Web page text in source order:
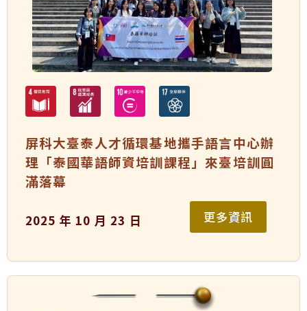
屏科大臺泰人才循環基地攜手語言中心辦
理「泰國華語師資培訓課程」來臺培訓圓
滿落幕
2025 年 10 月 23 日 更多資訊